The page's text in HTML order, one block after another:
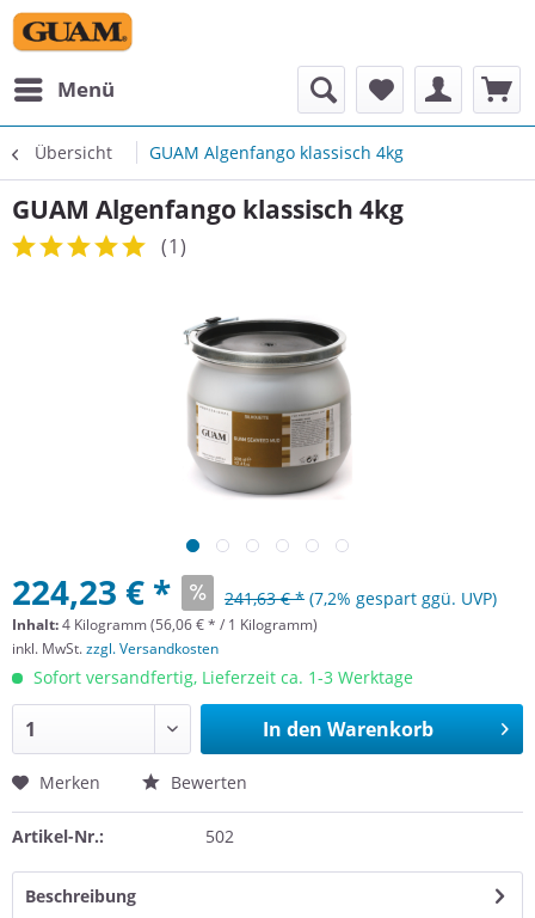
Menü
Übersicht GUAM Algenfango klassisch 4kg
GUAM Algenfango klassisch 4kg
(1)
224,23 € * 241,63 € * (7,2% gespart ggü. UVP)
Inhalt:4 Kilogramm (56,06 € * / 1 Kilogramm)
inkl. MwSt.zzgl. Versandkosten
Sofort versandfertig, Lieferzeit ca. 1-3 Werktage
In den Warenkorb
Merken Bewerten
Artikel-Nr.: 502
Beschreibung